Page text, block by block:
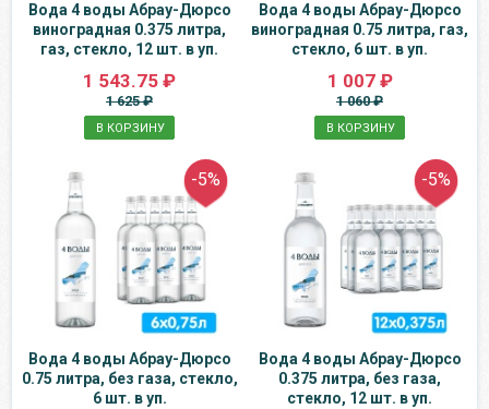
Вода 4 воды Абрау-Дюрсо
виноградная 0.375 литра,
газ, стекло, 12 шт. в уп.
1 543.75 ₽
1 625 ₽
В КОРЗИНУ
Вода 4 воды Абрау-Дюрсо
виноградная 0.75 литра, газ,
стекло, 6 шт. в уп.
1 007 ₽
1 060 ₽
В КОРЗИНУ
-5%
Вода 4 воды Абрау-Дюрсо
0.75 литра, без газа, стекло,
6 шт. в уп.
-5%
Вода 4 воды Абрау-Дюрсо
0.375 литра, без газа,
стекло, 12 шт. в уп.